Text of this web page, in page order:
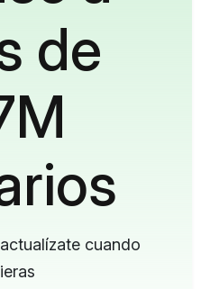
de
cuando